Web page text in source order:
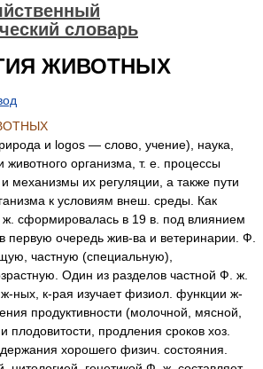
словарь
ЖИВОТНЫХ
и logos — слово, учение), наука,
организма, т. е. процессы
механизмы их регуляции, а также пути
к условиям внеш. среды. Как
ж. сформировалась в 19 в. под влиянием
первую очередь жив-ва и ветеринарии. Ф.
частную (специальную),
Один из разделов частной Ф. ж.
ных, к-рая изучает физиол. функции ж-
продуктивности (молочной, мясной,
плодовитости, продления сроков хоз.
хорошего физич. состояния.